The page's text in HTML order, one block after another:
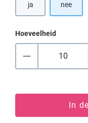
ja nee
Hoeveelheid
In